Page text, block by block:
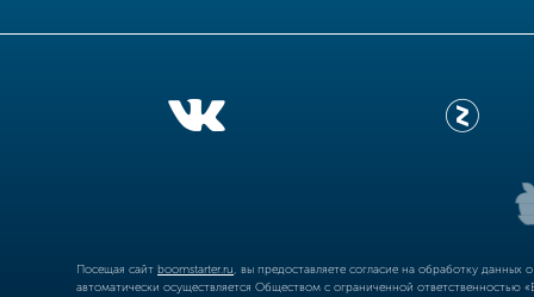
Посещая сайт boomstarter.ru , вы предоставляете согласие на обработку
автоматически осуществляется Обществом с ограниченной